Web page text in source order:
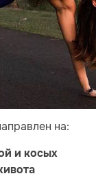
на:
и косых